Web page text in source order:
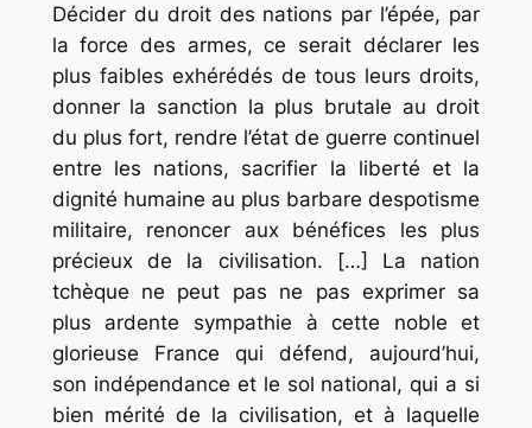
Décider du droit des nations par l’épée, par
la force des armes, ce serait déclarer les
plus faibles exhérédés de tous leurs droits,
donner la sanction la plus brutale au droit
du plus fort, rendre l’état de guerre continuel
entre les nations, sacrifier la liberté et la
dignité humaine au plus barbare despotisme
militaire, renoncer aux bénéfices les plus
précieux de la civilisation. […] La nation
tchèque ne peut pas ne pas exprimer sa
plus ardente sympathie à cette noble et
glorieuse France qui défend, aujourd’hui,
son indépendance et le sol national, qui a si
bien mérité de la civilisation, et à laquelle